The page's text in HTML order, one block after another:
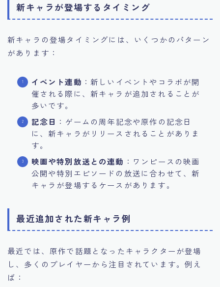
新キャラが登場するタイミング
新キャラの登場タイミングには、いくつかのパターン
があります：
イベント連動 ：新しいイベントやコラボが開
催される際に、新キャラが追加されることが
多いです。
記念日 ：ゲームの周年記念や原作の記念日
に、新キャラがリリースされることがありま
す。
映画や特別放送との連動 ：ワンピースの映画
公開や特別エピソードの放送に合わせて、新
キャラが登場するケースがあります。
最近追加された新キャラ例
最近では、原作で話題となったキャラクターが登場
し、多くのプレイヤーから注目されています。例え
ば：